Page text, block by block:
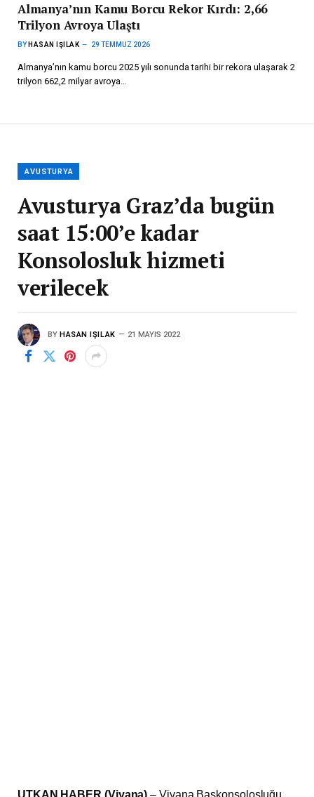
Almanya’nın Kamu Borcu Rekor Kırdı: 2,66
Trilyon Avroya Ulaştı
BY HASAN IŞILAK 29 TEMMUZ 2026
Almanya’nın kamu borcu 2025 yılı sonunda tarihi bir rekora ulaşarak 2
trilyon 662,2 milyar avroya…
AVUSTURYA
Avusturya Graz’da bugün
saat 15:00’e kadar
Konsolosluk hizmeti
verilecek
BY HASAN IŞILAK 21 MAYIS 2022